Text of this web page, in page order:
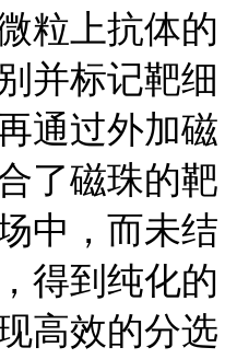
粒上抗体的
并标记靶细
通过外加磁
了磁珠的靶
中，而未结
得到纯化的
高效的分选